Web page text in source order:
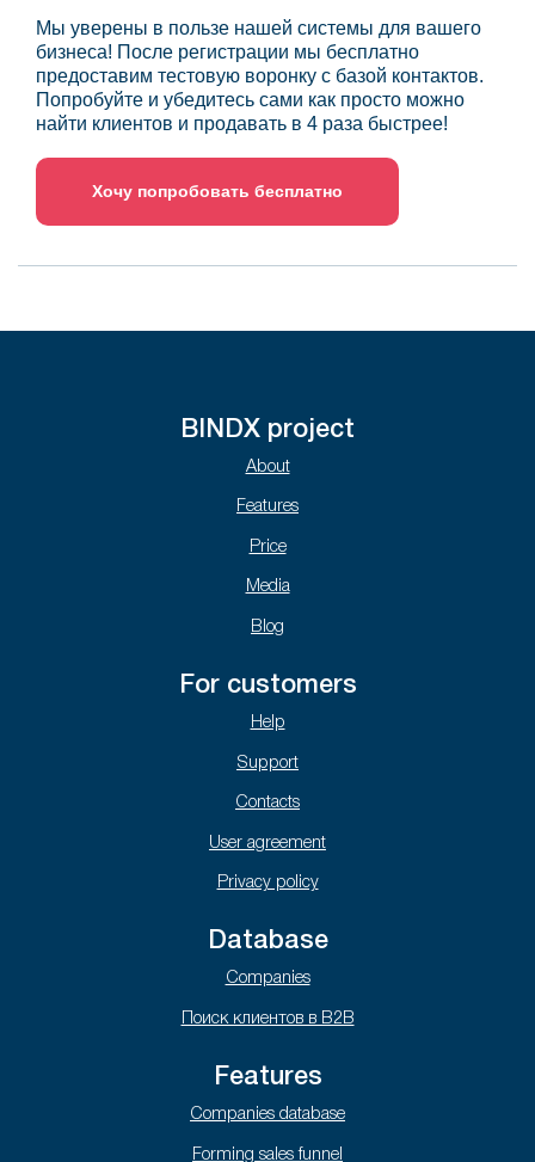
Мы уверены в пользе нашей системы для вашего
бизнеса! После регистрации мы бесплатно
предоставим тестовую воронку с базой контактов.
Попробуйте и убедитесь сами как просто можно
найти клиентов и продавать в 4 раза быстрее!
Хочу попробовать бесплатно
BINDX project
About
Features
Price
Media
Blog
For customers
Help
Support
Contacts
User agreement
Privacy policy
Database
Companies
Поиск клиентов в B2B
Features
Companies database
Forming sales funnel